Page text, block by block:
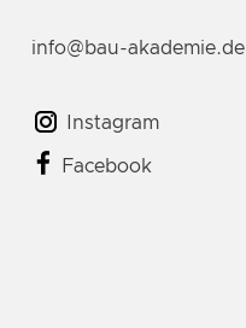
info@bau-akademie.de
Instagram
Facebook